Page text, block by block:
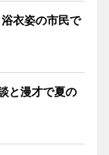
衣姿の市民で
と漫才で夏の